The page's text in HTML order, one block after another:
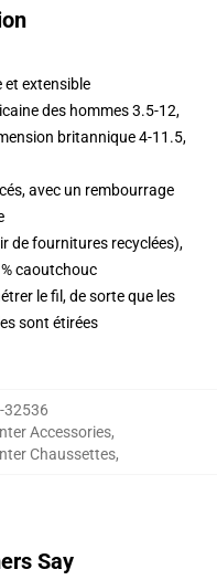
et extensible
des hommes 3.5-12,
britannique 4-11.5,
avec un rembourrage
de fournitures recyclées),
caoutchouc
le fil, de sorte que les
sont étirées
32536
Accessories,
Chaussettes,
Say